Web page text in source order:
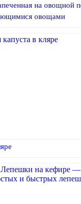
на
овощами